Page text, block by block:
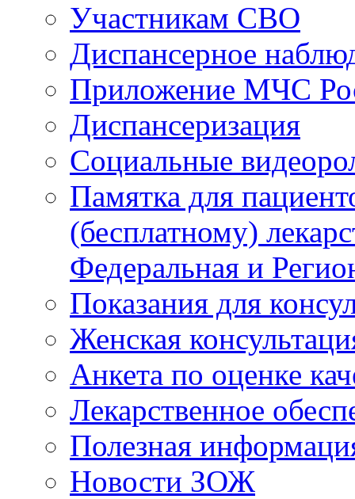
Участникам СВО
Диспансерное
Приложение МЧС
Диспансеризация
Социальные
Памятка для
(бесплатному)
Федеральная и
Показания для
Женская
Анкета по оценке
Лекарственное
Полезная
Новости ЗОЖ